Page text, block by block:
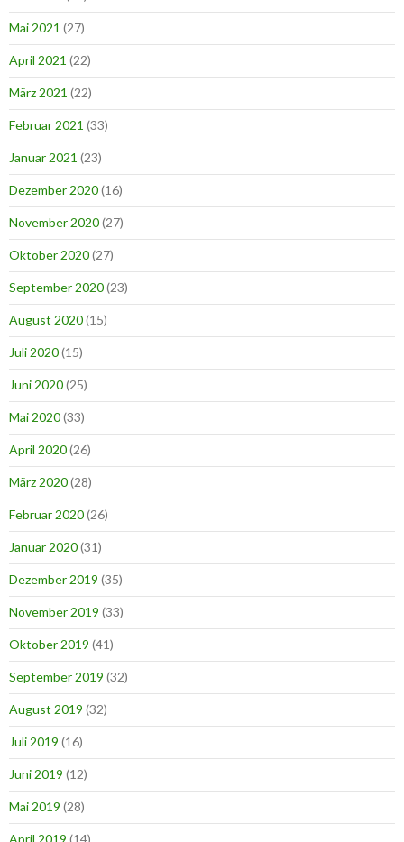
Mai 2021 (27)
April 2021 (22)
März 2021 (22)
Februar 2021 (33)
Januar 2021 (23)
Dezember 2020(16)
November 2020(27)
Oktober 2020(27)
September 2020(23)
August 2020(15)
Juli 2020(15)
Juni 2020(25)
Mai 2020(33)
April 2020(26)
März 2020(28)
Februar 2020(26)
Januar 2020(31)
Dezember 2019 (35)
November 2019 (33)
Oktober 2019 (41)
September 2019 (32)
August 2019 (32)
Juli 2019 (16)
Juni 2019 (12)
Mai 2019 (28)
April 2019 (14)